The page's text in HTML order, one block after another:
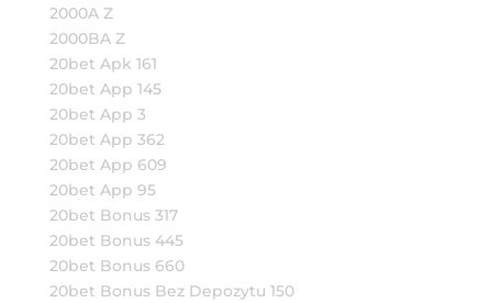
2000A Z
2000BA Z
20bet Apk 161
20bet App 145
20bet App 3
20bet App 362
20bet App 609
20bet App 95
20bet Bonus 317
20bet Bonus 445
20bet Bonus 660
20bet Bonus Bez Depozytu 150